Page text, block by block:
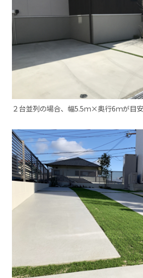
２台並列の場合、幅5.5ｍ×奥行6ｍが目安